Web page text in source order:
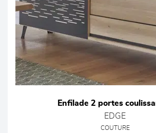
Enfilade 2 portes
EDGE
COUTURE